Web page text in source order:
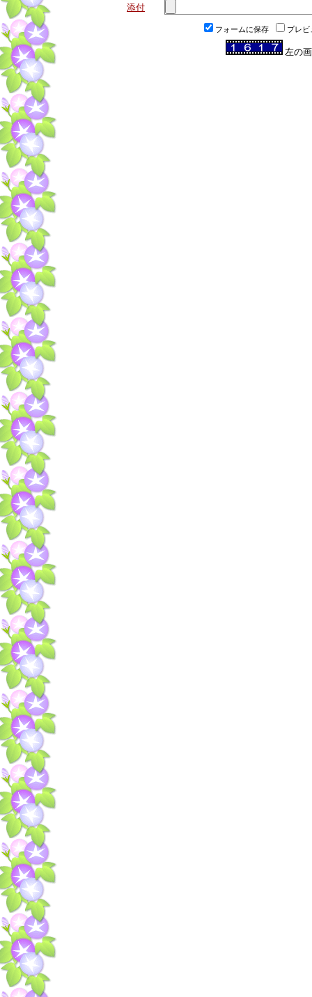
添付
フォームに保存 プレビ
左の